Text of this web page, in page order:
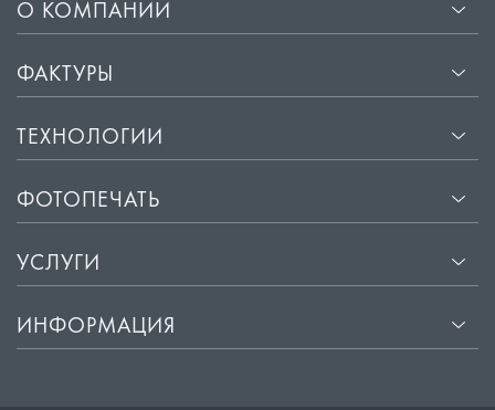
О КОМПАНИИ
ФАКТУРЫ
ТЕХНОЛОГИИ
ФОТОПЕЧАТЬ
УСЛУГИ
ИНФОРМАЦИЯ